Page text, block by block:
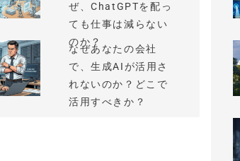
ぜ、ChatGPTを配っ
ても仕事は減らない
のか？
なぜあなたの会社
で、生成AIが活用さ
れないのか？どこで
活用すべきか？